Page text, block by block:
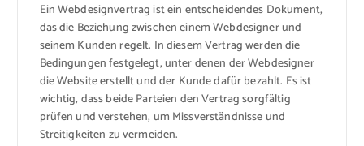
Ein Webdesignvertrag ist ein entscheidendes Dokument,
das die Beziehung zwischen einem Webdesigner und
seinem Kunden regelt. In diesem Vertrag werden die
Bedingungen festgelegt, unter denen der Webdesigner
die Website erstellt und der Kunde dafür bezahlt. Es ist
wichtig, dass beide Parteien den Vertrag sorgfältig
prüfen und verstehen, um Missverständnisse und
Streitigkeiten zu vermeiden.